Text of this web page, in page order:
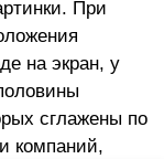
При
на экран, у
сглажены по
компаний,